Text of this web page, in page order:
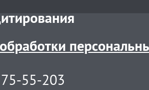
55-203